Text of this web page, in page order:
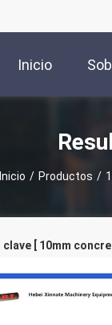
Inicio
Inicio / Productos /
clave [ 10mm